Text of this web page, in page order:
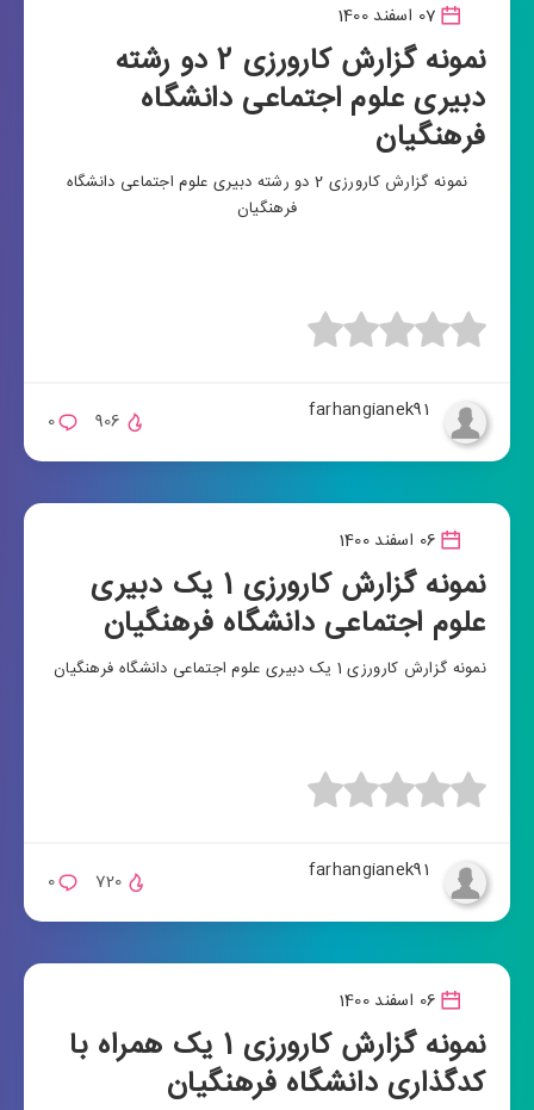
07 اسفند 1400
نمونه گزارش کارورزی 2 دو رشته
دبیری علوم اجتماعی دانشگاه
فرهنگیان
نمونه گزارش کارورزی 2 دو رشته دبیری علوم اجتماعی دانشگاه
فرهنگیان
farhangianek91
0 906
06 اسفند 1400
نمونه گزارش کارورزی 1 یک دبیری
علوم اجتماعی دانشگاه فرهنگیان
نمونه گزارش کارورزی 1 یک دبیری علوم اجتماعی دانشگاه فرهنگیان
farhangianek91
0 720
06 اسفند 1400
نمونه گزارش کارورزی 1 یک همراه با
کدگذاری دانشگاه فرهنگیان